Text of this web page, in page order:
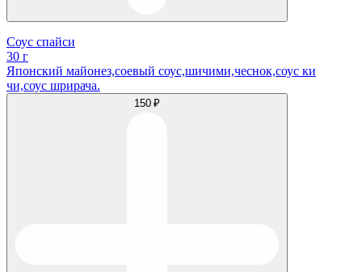
Соус спайси
30 г
Японский майонез,соевый соус,шичими,чеснок,соус ки
чи,соус шрирача.
150 ₽